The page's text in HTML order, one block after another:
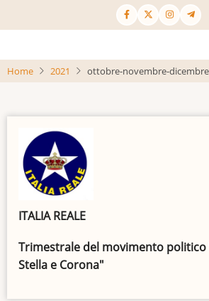
al
principale
Home 2021 ottobre-novembre-dicembre
ITALIA REALE
Trimestrale del movimento politico
Stella e Corona"